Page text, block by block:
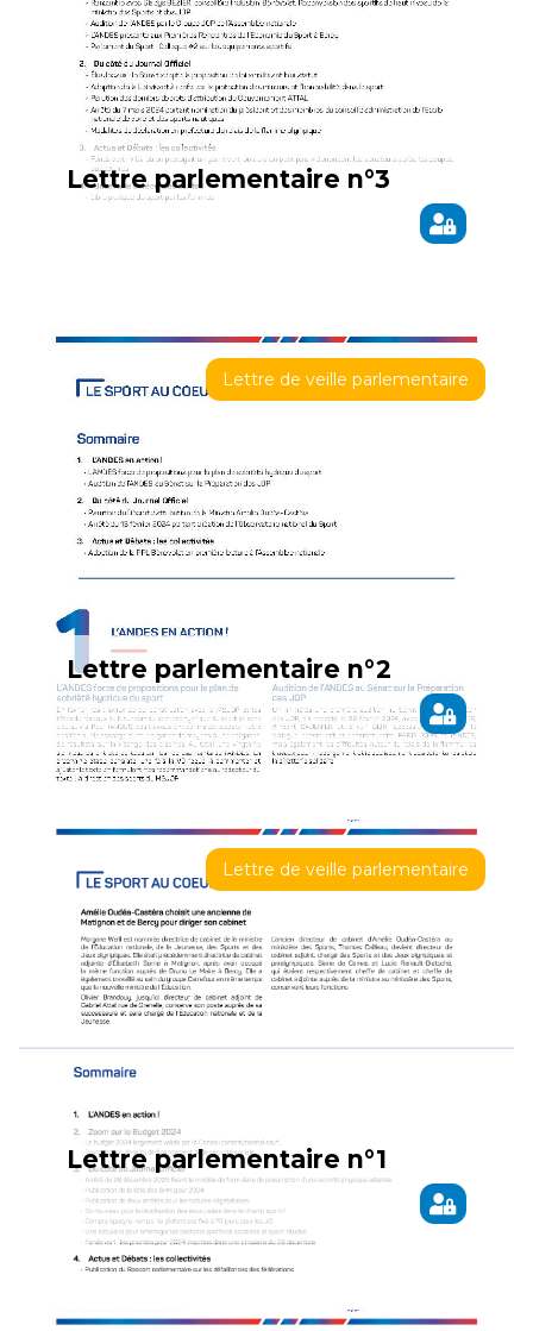
Lettre parlementaire n°3
Lettre de veille parlementaire
Lettre parlementaire n°2
Lettre de veille parlementaire
Lettre parlementaire n°1